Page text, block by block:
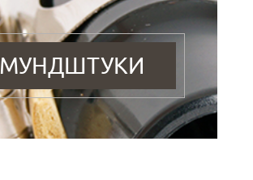
МУНДШТУКИ